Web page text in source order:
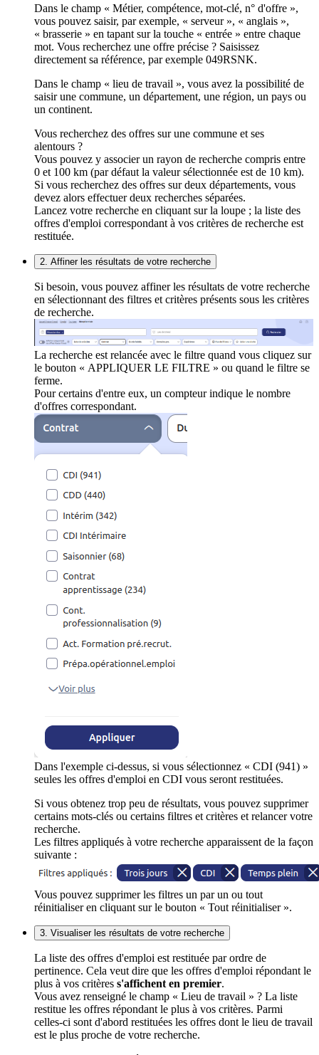
Dans le champ « Métier, compétence, mot-clé, n° d'offre »,
vous pouvez saisir, par exemple, « serveur », « anglais »,
« brasserie » en tapant sur la touche « entrée » entre chaque
mot. Vous recherchez une offre précise ? Saisissez
directement sa référence, par exemple 049RSNK.
Dans le champ « lieu de travail », vous avez la possibilité de
saisir une commune, un département, une région, un pays ou
un continent.
Vous recherchez des offres sur une commune et ses
alentours ?
Vous pouvez y associer un rayon de recherche compris entre
0 et 100 km (par défaut la valeur sélectionnée est de 10 km).
Si vous recherchez des offres sur deux départements, vous
devez alors effectuer deux recherches séparées.
Lancez votre recherche en cliquant sur la loupe ; la liste des
offres d'emploi correspondant à vos critères de recherche est
restituée.
2. Affiner les résultats de votre recherche
Si besoin, vous pouvez affiner les résultats de votre recherche
en sélectionnant des filtres et critères présents sous les critères
de recherche.
La recherche est relancée avec le filtre quand vous cliquez sur
le bouton « APPLIQUER LE FILTRE » ou quand le filtre se
ferme.
Pour certains d'entre eux, un compteur indique le nombre
d'offres correspondant.
Dans l'exemple ci-dessus, si vous sélectionnez « CDI (941) »
seules les offres d'emploi en CDI vous seront restituées.
Si vous obtenez trop peu de résultats, vous pouvez supprimer
certains mots-clés ou certains filtres et critères et relancer votre
recherche.
Les filtres appliqués à votre recherche apparaissent de la façon
suivante :
Vous pouvez supprimer les filtres un par un ou tout
réinitialiser en cliquant sur le bouton « Tout réinitialiser ».
3. Visualiser les résultats de votre recherche
La liste des offres d'emploi est restituée par ordre de
pertinence. Cela veut dire que les offres d'emploi répondant le
plus à vos critères s'affichent en premier.
Vous avez renseigné le champ « Lieu de travail » ? La liste
restitue les offres répondant le plus à vos critères. Parmi
celles-ci sont d'abord restituées les offres dont le lieu de travail
est le plus proche de votre recherche.